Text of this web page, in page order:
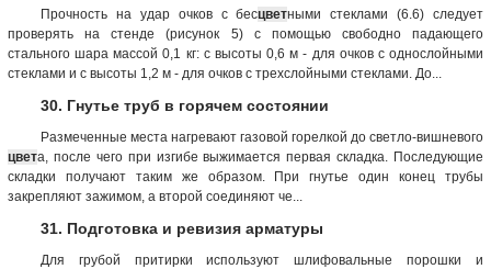
Прочность на удар очков с бесцветными стеклами (6.6) следует
проверять на стенде (рисунок 5) с помощью свободно падающего
стального шара массой 0,1 кг: с высоты 0,6 м - для очков с однослойными
стеклами и с высоты 1,2 м - для очков с трехслойными стеклами. До...
30. Гнутье труб в горячем состоянии
Размеченные места нагревают газовой горелкой до светло-вишневого
цвета, после чего при изгибе выжимается первая складка. Последующие
складки получают таким же образом. При гнутье один конец трубы
закрепляют зажимом, а второй соединяют че...
31. Подготовка и ревизия арматуры
Для грубой притирки используют шлифовальные порошки и